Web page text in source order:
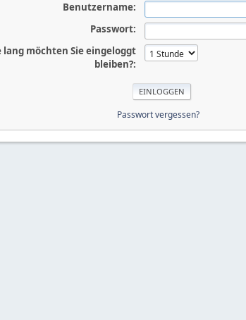
Benutzername:
Passwort:
lang möchten Sie eingeloggt
bleiben?:
Passwort vergessen?